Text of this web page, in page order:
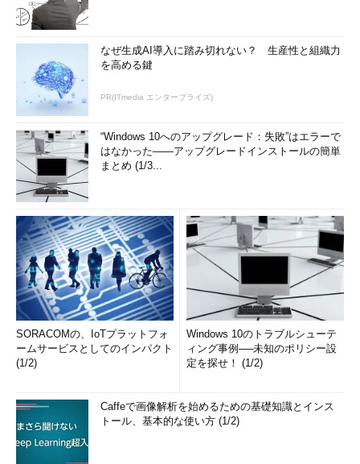
なぜ生成AI導入に踏み切れない？ 生産性と組織力
を高める鍵
PR(ITmedia エンタープライズ)
“Windows 10へのアップグレード：失敗”はエラーで
はなかった――アップグレードインストールの簡単
まとめ (1/3...
SORACOMの、IoTプラットフォ
ームサービスとしてのインパクト
(1/2)
Windows 10のトラブルシューテ
ィング事例──未知のポリシー設
定を探せ！ (1/2)
Caffeで画像解析を始めるための基礎知識とインス
トール、基本的な使い方 (1/2)